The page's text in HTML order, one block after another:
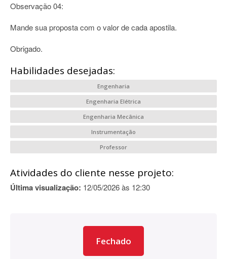
Observação 04:
Mande sua proposta com o valor de cada apostila.
Obrigado.
Habilidades desejadas:
Engenharia
Engenharia Elétrica
Engenharia Mecânica
Instrumentação
Professor
Atividades do cliente nesse projeto:
Última visualização: 12/05/2026 às 12:30
Fechado